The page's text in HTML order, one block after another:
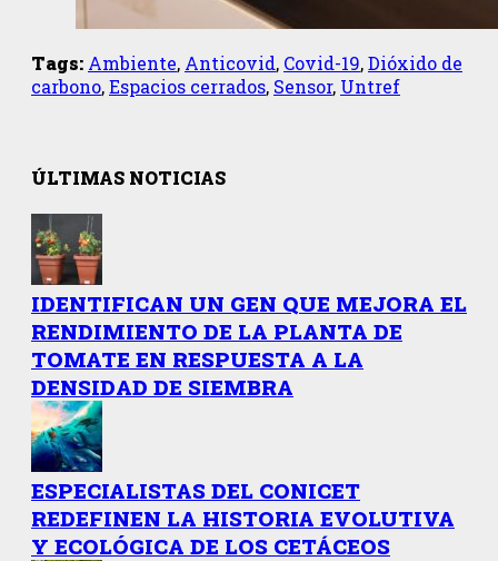
Tags: Ambiente, Anticovid, Covid-19,Dióxido de
carbono,Espacios cerrados, Sensor, Untref
ÚLTIMAS NOTICIAS
IDENTIFICAN UN GEN QUE MEJORA EL
RENDIMIENTO DE LA PLANTA DE
TOMATE EN RESPUESTA A LA
DENSIDAD DE SIEMBRA
ESPECIALISTAS DEL CONICET
REDEFINEN LA HISTORIA EVOLUTIVA
Y ECOLÓGICA DE LOS CETÁCEOS